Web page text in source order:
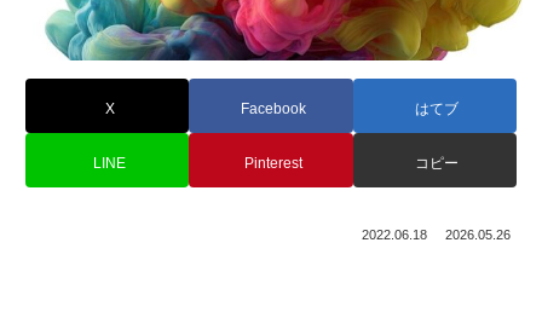
X Facebook はてブ
LINE Pinterest コピー
2022.06.18 2026.05.26